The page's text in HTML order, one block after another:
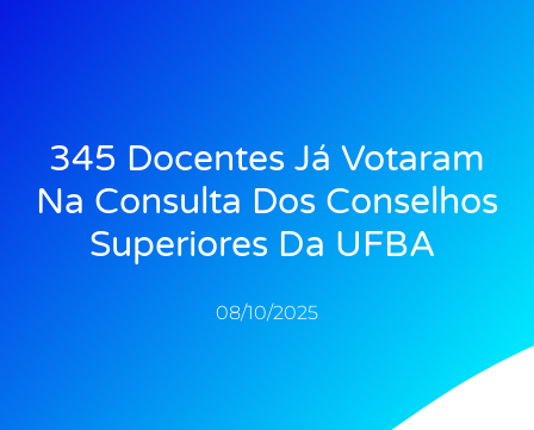
345 Docentes Já Votaram
Na Consulta Dos Conselhos
Superiores Da UFBA
08/10/2025